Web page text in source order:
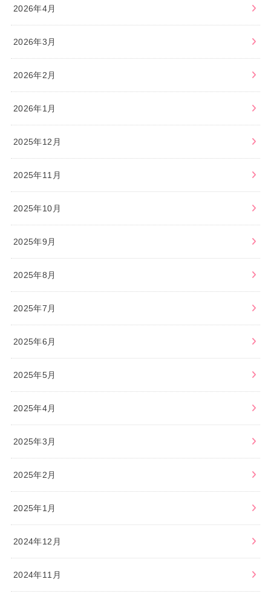
2026年4月
2026年3月
2026年2月
2026年1月
2025年12月
2025年11月
2025年10月
2025年9月
2025年8月
2025年7月
2025年6月
2025年5月
2025年4月
2025年3月
2025年2月
2025年1月
2024年12月
2024年11月